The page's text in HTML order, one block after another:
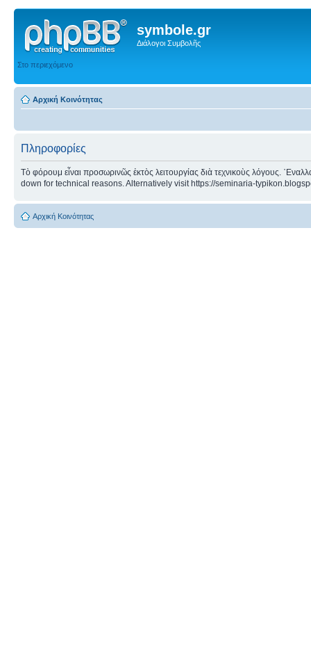
symbole.gr
Διάλογοι Συμβολῆς
Στο περιεχόμενο
Αρχική Κοινότητας
Πληροφορίες
Τὸ φόρουμ εἶναι προσωρινῶς ἐκτὸς λειτουργίας διὰ τεχνικοὺς λόγους.
down for technical reasons. Alternatively visit https://seminaria-
Αρχική Κοινότητας